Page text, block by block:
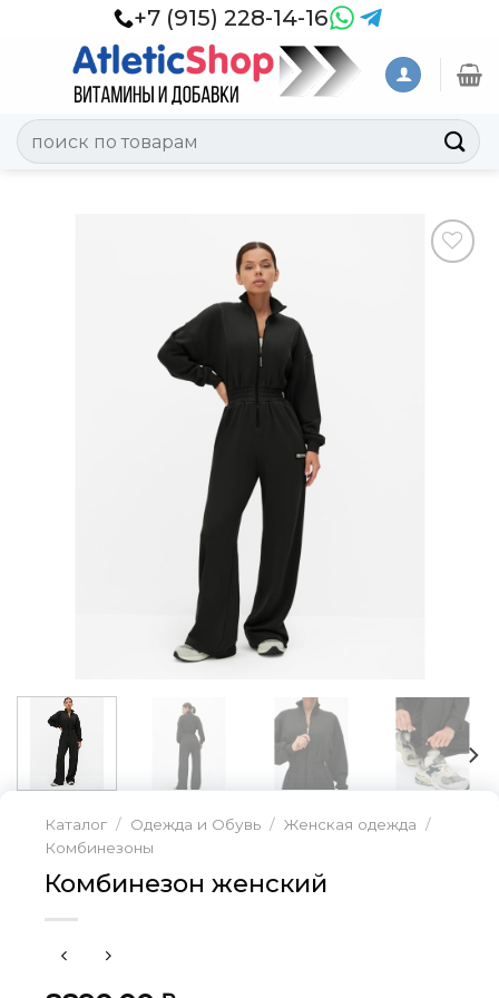
+7 (915) 228-14-16
Искать:
Каталог / Одежда и Обувь / Женская одежда /
Комбинезоны
Комбинезон женский